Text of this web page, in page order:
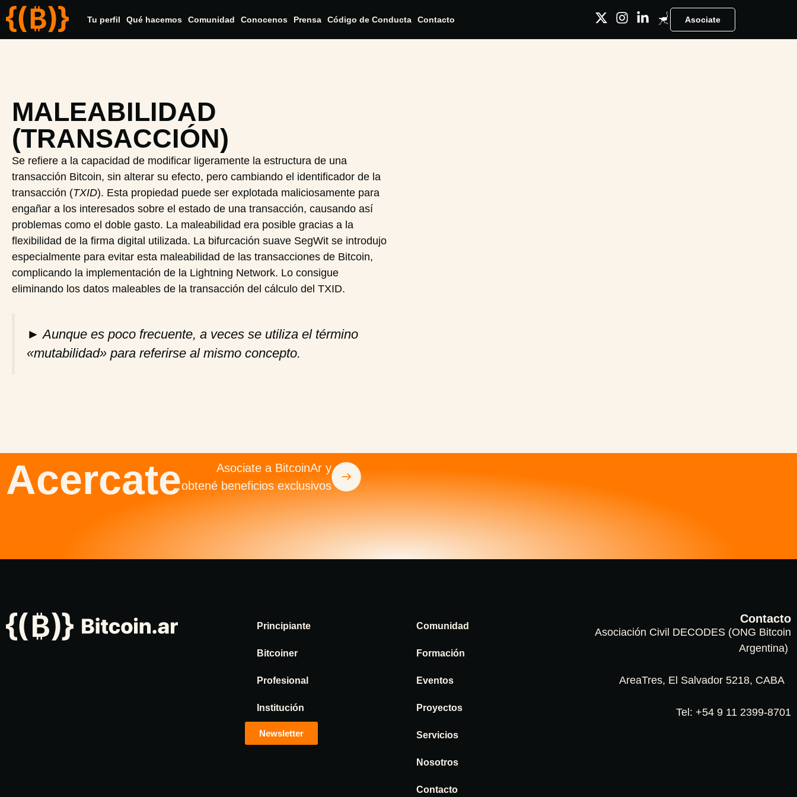
Tu perfil Qué hacemos Comunidad Conocenos Prensa Código de Conducta Contacto Asociate
MALEABILIDAD
(TRANSACCIÓN)
Se refiere a la capacidad de modificar ligeramente la estructura de una
transacción Bitcoin, sin alterar su efecto, pero cambiando el identificador de la
transacción (TXID). Esta propiedad puede ser explotada maliciosamente para
engañar a los interesados sobre el estado de una transacción, causando así
problemas como el doble gasto. La maleabilidad era posible gracias a la
flexibilidad de la firma digital utilizada. La bifurcación suave SegWit se introdujo
especialmente para evitar esta maleabilidad de las transacciones de Bitcoin,
complicando la implementación de la Lightning Network. Lo consigue
eliminando los datos maleables de la transacción del cálculo del TXID.
►Aunque es poco frecuente, a veces se utiliza el término
«mutabilidad» para referirse al mismo concepto.
Acercate
Asociate a BitcoinAr y
obtené beneficios exclusivos
Principiante
Bitcoiner
Profesional
Institución
Newsletter
Comunidad
Formación
Eventos
Proyectos
Servicios
Nosotros
Contacto
Contacto
Asociación Civil DECODES (ONG Bitcoin
Argentina)
AreaTres, El Salvador 5218, CABA
Tel: +54 9 11 2399-8701